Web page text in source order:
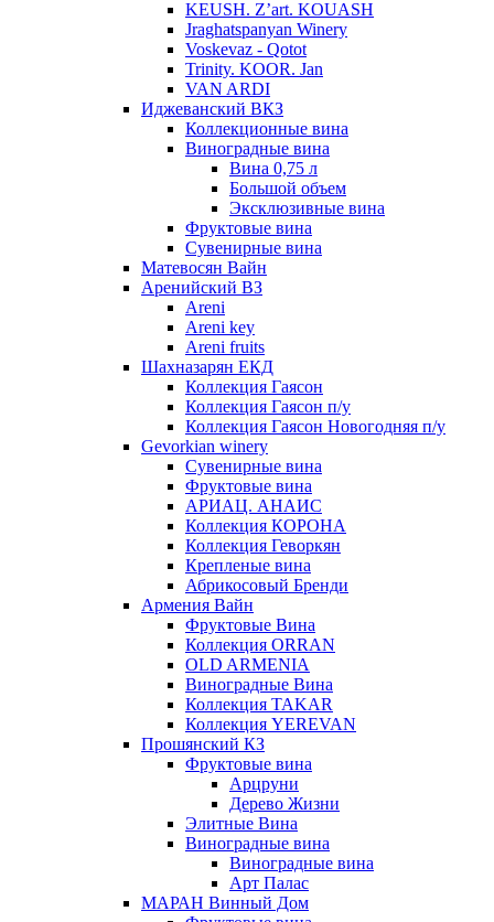
KEUSH. Z’art. KOUASH
Jraghatspanyan Winery
Voskevaz - Qotot
Trinity. KOOR. Jan
VAN ARDI
Иджеванский ВКЗ
Коллекционные вина
Виноградные вина
Вина 0,75 л
Большой объем
Эксклюзивные вина
Фруктовые вина
Cувенирные вина
Матевосян Вайн
Аренийский ВЗ
Areni
Areni key
Areni fruits
Шахназарян ЕКД
Коллекция Гаясон
Коллекция Гаясон п/у
Коллекция Гаясон Новогодняя п/у
Gevorkian winery
Сувенирные вина
Фруктовые вина
АРИАЦ. АНАИС
Коллекция КОРОНА
Коллекция Геворкян
Крепленые вина
Абрикосовый Бренди
Армения Вайн
Фруктовые Вина
Коллекция ORRAN
OLD ARMENIA
Виноградные Вина
Коллекция TAKAR
Коллекция YEREVAN
Прошянский КЗ
Фруктовые вина
Арцруни
Дерево Жизни
Элитные Вина
Виноградные вина
Виноградные вина
Арт Палас
МАРАН Винный Дом